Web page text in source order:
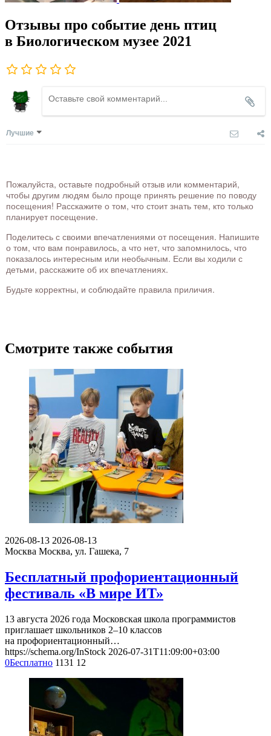
Отзывы про событие день птиц
в Биологическом музее 2021
Лучшие
Пожалуйста, оставьте подробный отзыв или комментарий,
чтобы другим людям было проще принять решение по поводу
посещения! Расскажите о том, что стоит знать тем, кто только
планирует посещение.
Поделитесь с своими впечатлениями от посещения. Напишите
о том, что вам понравилось, а что нет, что запомнилось, что
показалось интересным или необычным. Если вы ходили с
детьми, расскажите об их впечатлениях.
Будьте корректны, и соблюдайте правила приличия.
Смотрите также события
2026-08-13 2026-08-13
Москва Москва, ул. Гашека, 7
Бесплатный профориентационный
фестиваль «В мире ИТ»
13 августа 2026 года Московская школа программистов
приглашает школьников 2–10 классов
на профориентационный…
https://schema.org/InStock 2026-07-31T11:09:00+03:00
0Бесплатно 1131 12